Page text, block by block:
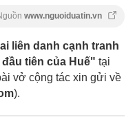
www.nguoiduatin.vn
liên danh cạnh tranh
tiên của Huế" tại
vở cộng tác xin gửi về
).